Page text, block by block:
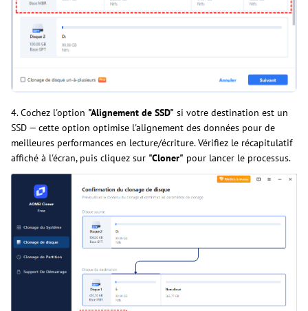
4. Cochez l'option "Alignement de SSD" si votre destination est un
SSD — cette option optimise l'alignement des données pour de
meilleures performances en lecture/écriture. Vérifiez le récapitulatif
affiché à l'écran, puis cliquez sur "Cloner" pour lancer le processus.